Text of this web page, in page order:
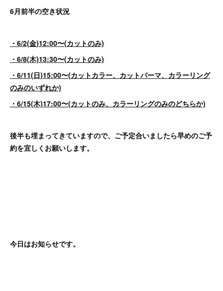
6月前半の空き状況
・6/2(金)12:00〜(カットのみ)
・6/8(木)13:30〜(カットのみ)
・6/11(日)15:00〜(カットカラー、カットパーマ、カラーリング
のみのいずれか)
・6/15(木)17:00〜(カットのみ、カラーリングのみのどちらか)
後半も埋まってきていますので、ご予定合いましたら早めのご予
約を宜しくお願いします。
今日はお知らせです。